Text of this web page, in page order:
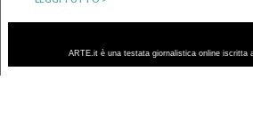
ARTE.it è una testata giornalistica online iscritta